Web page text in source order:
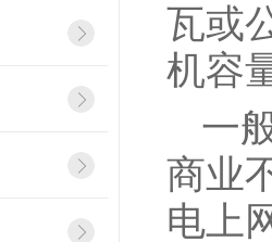
瓦或
机容
一
商业
电上